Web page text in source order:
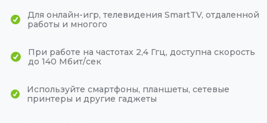
Для онлайн-игр, телевидения SmartTV, отдаленной
работы и многого
При работе на частотах 2,4 Ггц, доступна скорость
до 140 Мбит/сек
Используйте смартфоны, планшеты, сетевые
принтеры и другие гаджеты